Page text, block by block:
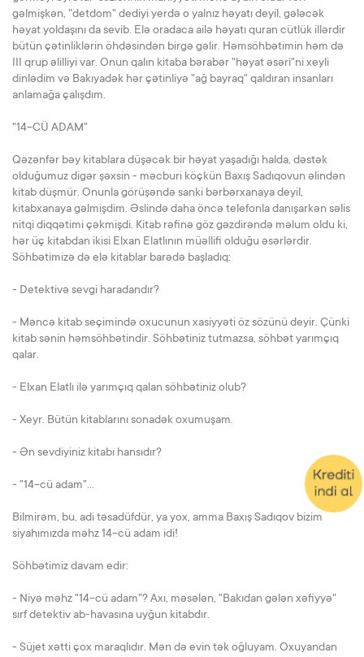
gəlmişkən, "detdom" dediyi yerdə o yalnız həyatı deyil, gələcək
həyat yoldaşını da sevib. Elə oradaca ailə həyatı quran cütlük illərdir
bütün çətinliklərin öhdəsindən birgə gəlir. Həmsöhbətimin həm də
III qrup əlilliyi var. Onun qalın kitaba bərabər "həyat əsəri"ni xeyli
dinlədim və Bakıyadək hər çətinliyə "ağ bayraq" qaldıran insanları
anlamağa çalışdım.
"14-CÜ ADAM"
Qəzənfər bəy kitablara düşəcək bir həyat yaşadığı halda, dəstək
olduğumuz digər şəxsin - məcburi köçkün Baxış Sadıqovun əlindən
kitab düşmür. Onunla görüşəndə sanki bərbərxanaya deyil,
kitabxanaya gəlmişdim. Əslində daha öncə telefonla danışarkən səlis
nitqi diqqətimi çəkmişdi. Kitab rəfinə göz gəzdirəndə məlum oldu ki,
hər üç kitabdan ikisi Elxan Elatlının müəllifi olduğu əsərlərdir.
Söhbətimizə də elə kitablar barədə başladıq:
- Detektivə sevgi haradandır?
- Məncə kitab seçimində oxucunun xasiyyəti öz sözünü deyir. Çünki
kitab sənin həmsöhbətindir. Söhbətiniz tutmazsa, söhbət yarımçıq
qalar.
- Elxan Elatlı ilə yarımçıq qalan söhbətiniz olub?
- Xeyr. Bütün kitablarını sonadək oxumuşam.
- Ən sevdiyiniz kitabı hansıdır?
- "14-cü adam"...
Bilmirəm, bu, adi təsadüfdür, ya yox, amma Baxış Sadıqov bizim
siyahımızda məhz 14-cü adam idi!
Söhbətimiz davam edir:
- Niyə məhz "14-cü adam"? Axı, məsələn, "Bakıdan gələn xəfiyyə"
sırf detektiv ab-havasına uyğun kitabdır.
- Süjet xətti çox maraqlıdır. Mən də evin tək oğluyam. Oxuyandan